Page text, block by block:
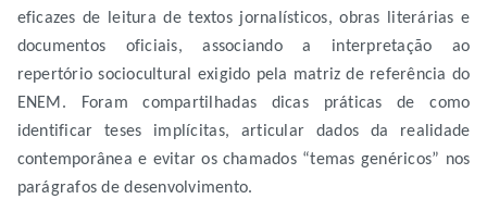
eficazes de leitura de textos jornalísticos, obras literárias e
documentos oficiais, associando a interpretação ao
repertório sociocultural exigido pela matriz de referência do
ENEM. Foram compartilhadas dicas práticas de como
identificar teses implícitas, articular dados da realidade
contemporânea e evitar os chamados “temas genéricos” nos
parágrafos de desenvolvimento.